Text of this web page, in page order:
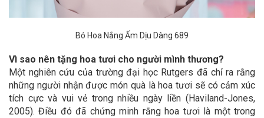
Bó Hoa Nắng Ấm Dịu Dàng 689
Vì sao nên tặng hoa tươi cho người mình thương?
Một nghiên cứu của trường đại học Rutgers đã chỉ ra rằng
những người nhận được món quà là hoa tươi sẽ có cảm xúc
tích cực và vui vẻ trong nhiều ngày liền (Haviland-Jones,
2005). Điều đó đã chứng minh rằng hoa tươi là một trong